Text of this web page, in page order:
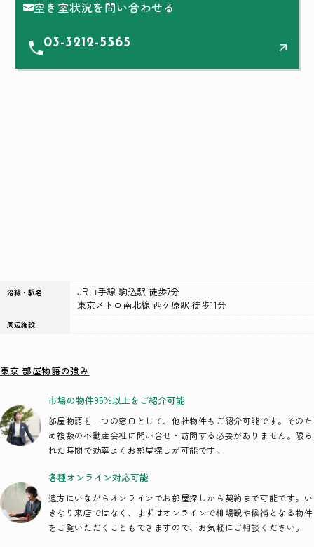
空き室状況を問い合わせる
03-3212-5565
沿線・駅名
JR山手線 駒込駅 徒歩7分
東京メトロ南北線 西ケ原駅 徒歩11分
周辺施設
東京 部屋物語の強み
市場の物件95％以上を ご紹介可能
部屋物語を一つの窓口として、他社物件もご紹介可能です。そのた
め複数の不動産会社に問い合せ・訪問する必要がありません。限ら
れた時間で効率よくお部屋探しが可能です。
各種オンライン対応可能
遠方にいながらオンラインでお部屋探しから契約まで可能です。い
きなり来店ではなく、まずはオンラインで相場観や候補となる物件
をご覧いただくこともできますので、お気軽にご相談ください。